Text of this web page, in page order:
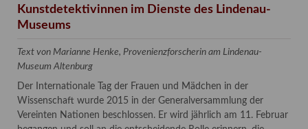
Kunstdetektivinnen im Dienste des Lindenau-
Museums
Text von Marianne Henke, Provenienzforscherin am Lindenau-
Museum Altenburg
Der Internationale Tag der Frauen und Mädchen in der
Wissenschaft wurde 2015 in der Generalversammlung der
Vereinten Nationen beschlossen. Er wird jährlich am 11. Februar